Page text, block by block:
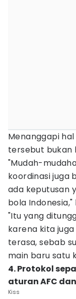
Menanggapi
tersebut bukan
"Mudah-
koordinasi juga
ada keputusan
bola
"Itu yang
karena kita
terasa, sebab
main baru satu
4. Protokol
aturan AFC dan
Kiss